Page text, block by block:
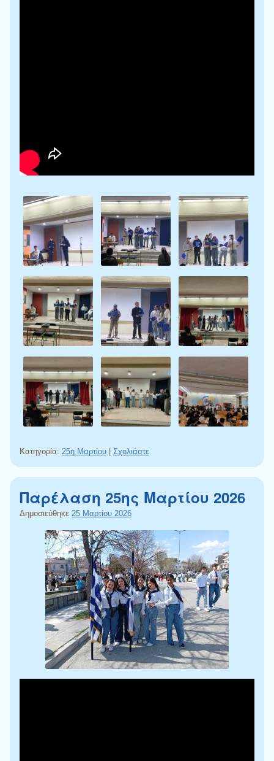
Κατηγορία: 25η Μαρτίου Σχολιάστε
Παρέλαση 25ης Μαρτίου 2026
Δημοσιεύθηκε 25 Μαρτίου 2026